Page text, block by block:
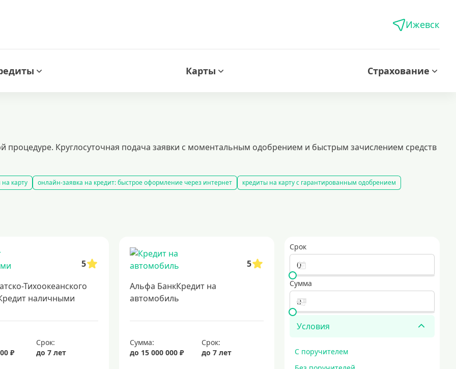
Ижевск
Карты Страхование
Круглосуточная подача заявки с моментальным одобрением и быстрым зачислением средств
карту онлайн-заявка на кредит: быстрое оформление через интернет
кредиты на карту с гарантированным одобрением
кредиты с минимальными ставками подать заявку на кредит сразу в несколько банков
образовательные кредиты
возведения собственного дома. получите кредит на строительство с минимальными процентными ставками и длительным сроком
кредиты на 5 лет потребительские кредиты
подбор кредита
Срок
Сумма
Условия
С поручителем
5
Тихоокеанского
наличными
₽
Срок:
до 7 лет
5
Альфа БанкКредит на
автомобиль
Сумма:
до 15 000 000 ₽
Срок:
до 7 лет